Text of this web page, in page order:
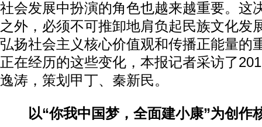
社会发展中扮演的角色也越来越重要。这
之外，必须不可推卸地肩负起民族文化发
弘扬社会主义核心价值观和传播正能量的
正在经历的这些变化，本报记者采访了
逸涛，策划甲丁、秦新民。
以“你我中国梦，全面建小康”为创作